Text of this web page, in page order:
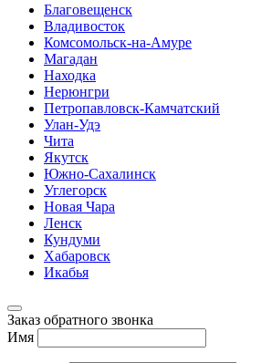
Благовещенск
Владивосток
Комсомольск-на-Амуре
Магадан
Находка
Нерюнгри
Петропавловск-Камчатский
Улан-Удэ
Чита
Якутск
Южно-Сахалинск
Углегорск
Новая Чара
Ленск
Кундуми
Хабаровск
Икабья
Заказ обратного звонка
Имя